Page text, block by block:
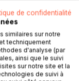
de confidentialité
similaires sur notre
techniquement
d'analyse (par
ainsi que le suivi
sur notre site et la
de suivi à